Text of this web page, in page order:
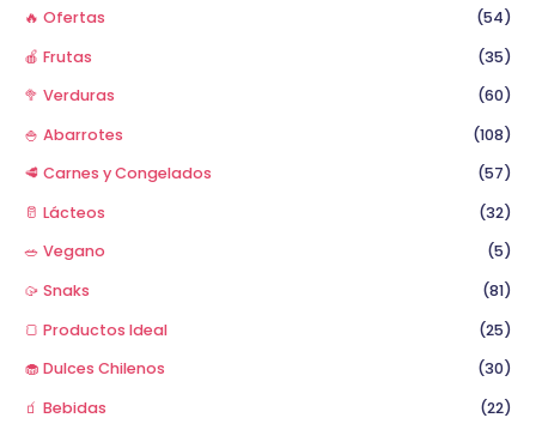
🔥 Ofertas
(54)
🍎 Frutas
(35)
🥦 Verduras
(60)
🍚 Abarrotes
(108)
🥩 Carnes y Congelados
(57)
🥛 Lácteos
(32)
🥗 Vegano
(5)
🥠 Snaks
(81)
🍞 Productos Ideal
(25)
🧁 Dulces Chilenos
(30)
🧃 Bebidas
(22)